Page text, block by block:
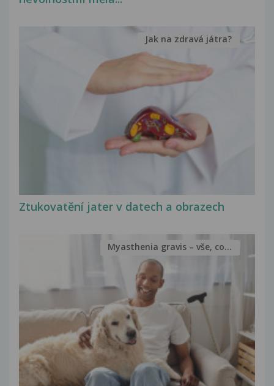
Ztukovatění jater v datech a obrazech
Jak na zdravá játra?
Myasthenia gravis – vše, co...